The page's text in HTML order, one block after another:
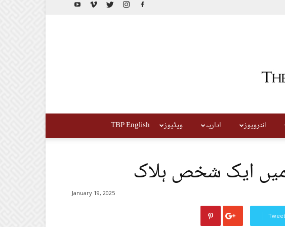
انٹرویوز اداریہ ویڈیوز TBP English
ایک شخص ہلاک
January 19, 2025